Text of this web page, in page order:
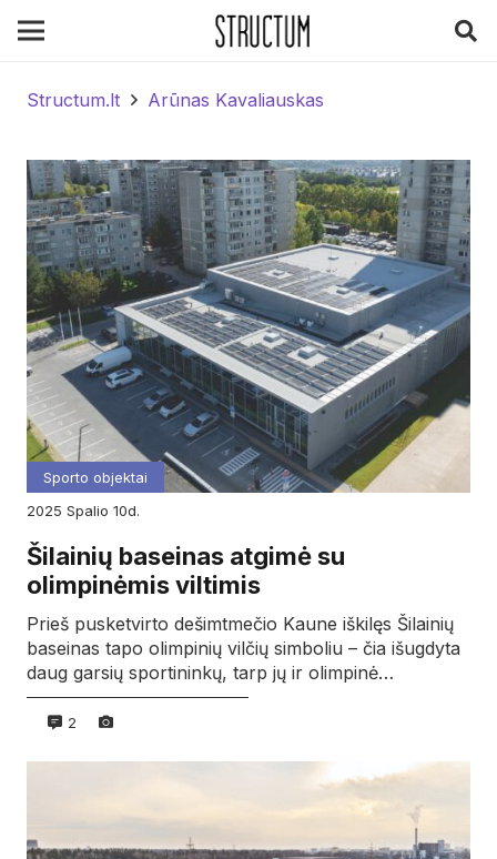
Structum.lt Arūnas Kavaliauskas
Sporto objektai
2025
spalio 10d.
Šilainių baseinas atgimė su
olimpinėmis viltimis
Prieš pusketvirto dešimtmečio Kaune iškilęs Šilainių
baseinas tapo olimpinių vilčių simboliu – čia išugdyta
daug garsių sportininkų, tarp jų ir olimpinė…
2